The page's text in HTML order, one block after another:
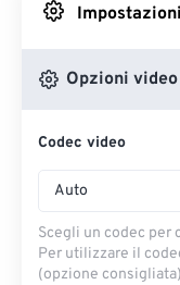
Opzioni video
Codec video
Auto
Scegli un codec per
Per utilizzare il
(opzione